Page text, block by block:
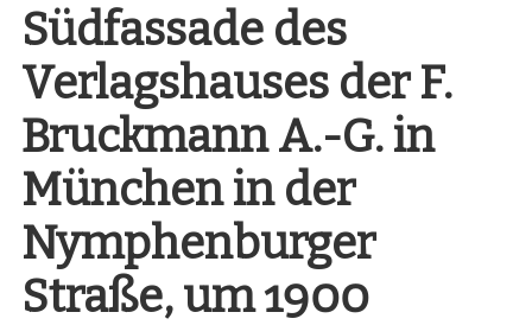
Südfassade des
Verlagshauses der F.
Bruckmann A.-G. in
München in der
Nymphenburger
Straße, um 1900